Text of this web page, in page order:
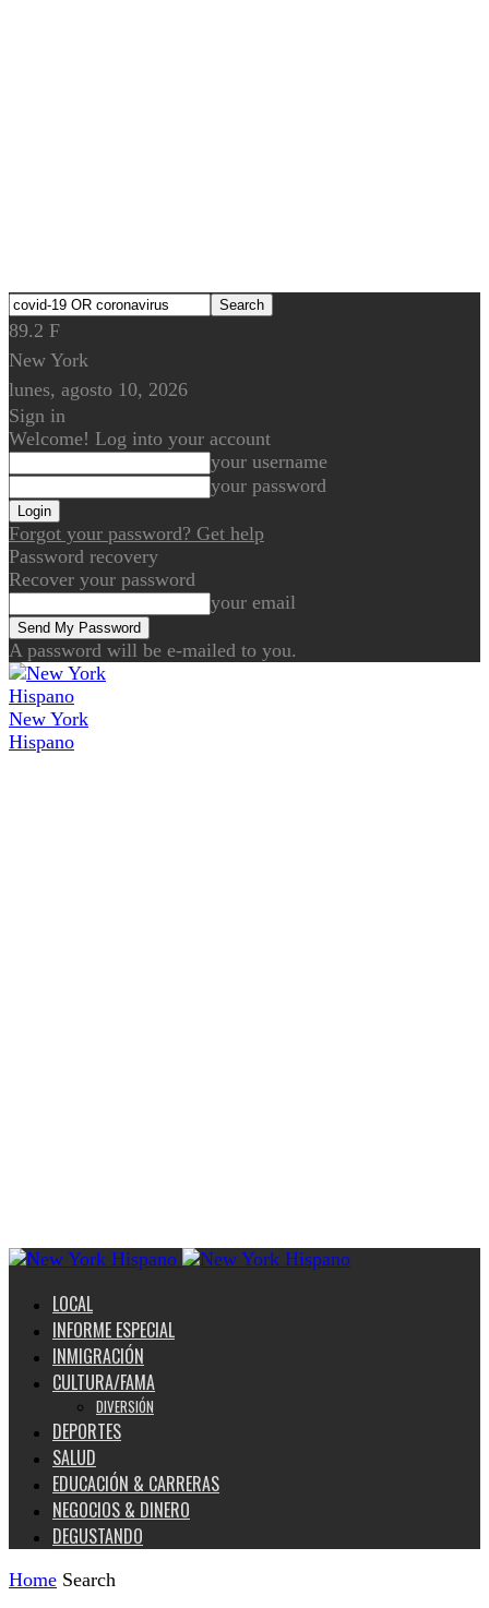
89.2 F
New York
lunes, agosto 10, 2026
Sign in
Welcome! Log into your account
your username
your password
Forgot your password? Get help
Password recovery
Recover your password
your email
A password will be e-mailed to you.
New York
Hispano
LOCAL
INFORME ESPECIAL
INMIGRACIÓN
CULTURA/FAMA
DIVERSIÓN
DEPORTES
SALUD
EDUCACIÓN & CARRERAS
NEGOCIOS & DINERO
DEGUSTANDO
Home Search